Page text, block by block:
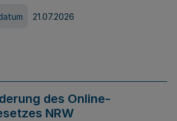
21.07.2026
des Online-
NRW